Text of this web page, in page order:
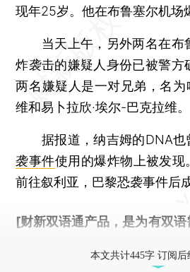
现年25岁。他在布鲁塞尔机场
当天上午，另外两名在布
炸袭击的嫌疑人身份已被警方
两名嫌疑人是一对兄弟，名为
维和易卜拉欣·埃尔-巴克拉维。
据报道，纳吉姆的DNA也
袭事件使用的爆炸物上被发现
前往叙利亚，巴黎恐袭事件后
[财新双语通产品，是为有双
本文共计445字 订阅后